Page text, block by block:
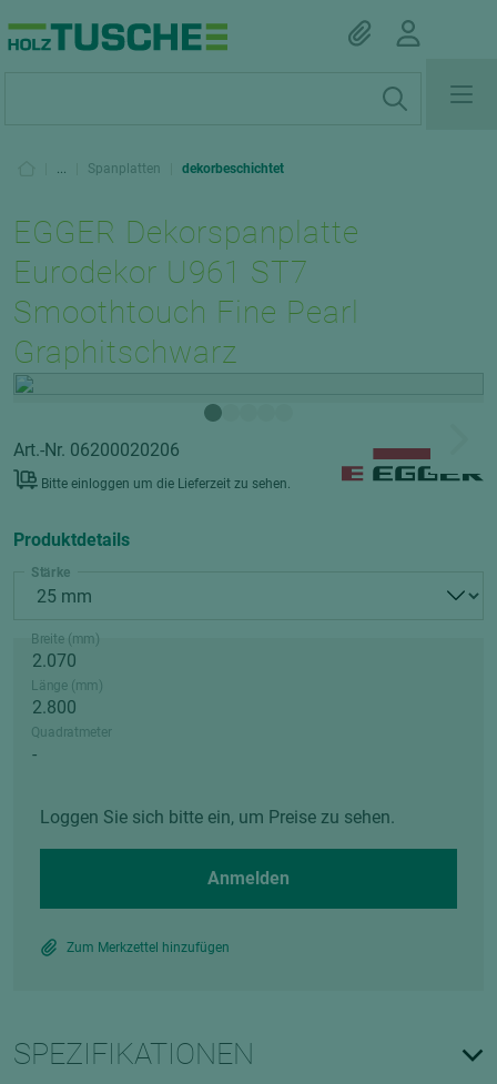
... Spanplatten dekorbeschichtet
EGGER Dekorspanplatte
Eurodekor U961 ST7
Smoothtouch Fine Pearl
Graphitschwarz
Art.-Nr. 06200020206
Bitte einloggen um die Lieferzeit zu sehen.
Produktdetails
Stärke
Breite (mm)
Länge (mm)
Quadratmeter
Loggen Sie sich bitte ein, um Preise zu sehen.
Anmelden
Zum Merkzettel hinzufügen
SPEZIFIKATIONEN